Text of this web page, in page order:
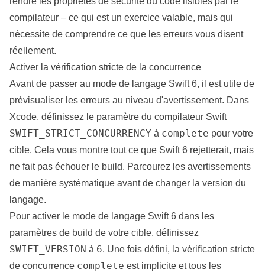
compilateur – ce qui est un exercice valable, mais qui
nécessite de comprendre ce que les erreurs vous disent
réellement.
Activer la vérification stricte de la concurrence
Avant de passer au mode de langage Swift 6, il est utile de
prévisualiser les erreurs au niveau d'avertissement. Dans
Xcode, définissez le paramètre du compilateur Swift
SWIFT_STRICT_CONCURRENCY à complete pour votre
cible. Cela vous montre tout ce que Swift 6 rejetterait, mais
ne fait pas échouer le build. Parcourez les avertissements
de manière systématique avant de changer la version du
langage.
Pour activer le mode de langage Swift 6 dans les
paramètres de build de votre cible, définissez
SWIFT_VERSION à 6. Une fois défini, la vérification stricte
de concurrence complete est implicite et tous les